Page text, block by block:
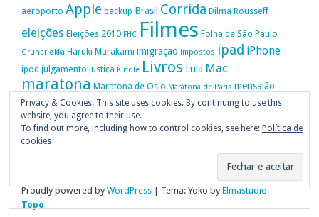
aeroporto Apple backup Brasil Corrida Dilma Rousseff
eleições Eleições 2010 FHC Filmes Folha de São Paulo
Grünerløkka Haruki Murakami imigração impostos ipad iPhone
ipod julgamento justiça Kindle Livros Lula Mac
maratona Maratona de Oslo Maratona de Paris mensalão
movimento passe livre música nike Noruega OAB OiOsloPolítica
Portugal Privacidade protestos PT
Vitória da Conquista
Proudly powered byWordPress|Tema: Yoko byElmastudio
Topo
Privacy & Cookies: This site uses cookies. By continuing to use this
website, you agree to their use.
To find out more, including how to control cookies, see here: Política de
cookies